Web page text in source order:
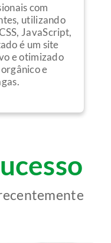
com
utilizando
JavaScript,
é um site
e otimizado
e